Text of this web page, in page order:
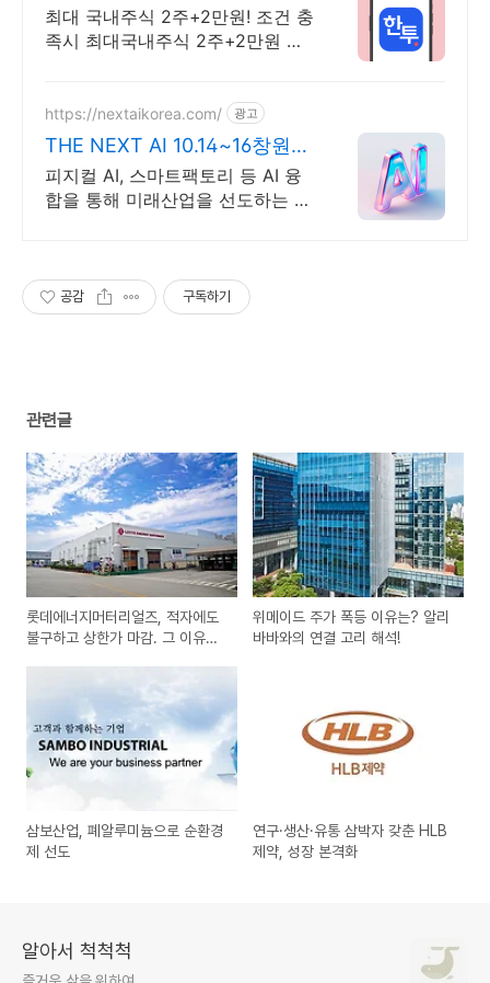
지금은 한국투자!
최대 국내주식 2주+2만원! 조건 충
족시 최대국내주식 2주+2만원 기
https://nextaikorea.com/ 광고
THE NEXT AI 10.14~16창원컨
벤션센터
피지컬 AI, 스마트팩토리 등 AI 융
합을 통해 미래산업을 선도하는 AI
공감 구독하기
관련글
롯데에너지머터리얼즈, 적자에도
불구하고 상한가 마감. 그 이유
위메이드 주가 폭등 이유는? 알리
바바와의 연결 고리 해석!
삼보산업, 폐알루미늄으로 순환경
제 선도
연구·생산·유통 삼박자 갖춘 HLB
제약, 성장 본격화
알아서 척척척